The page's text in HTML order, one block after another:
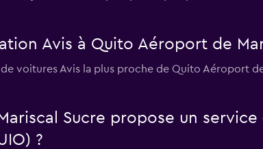
Avis à Quito Aéroport de
voitures Avis la plus proche de Quito Aéroport
Sucre propose un
?